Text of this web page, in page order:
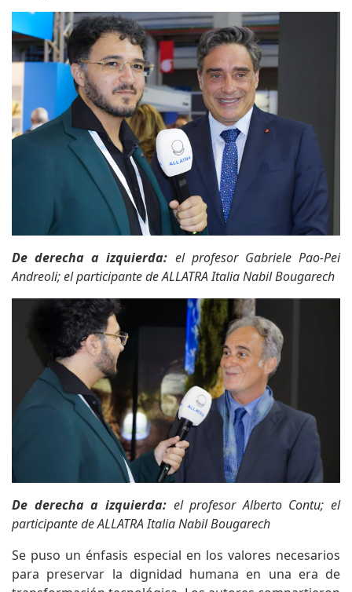
De derecha a izquierda: el profesor Gabriele Pao-Pei
Andreoli; el participante de ALLATRA Italia Nabil Bougarech
De derecha a izquierda: el profesor Alberto Contu; el
participante de ALLATRA Italia Nabil Bougarech
Se puso un énfasis especial en los valores necesarios
para preservar la dignidad humana en una era de